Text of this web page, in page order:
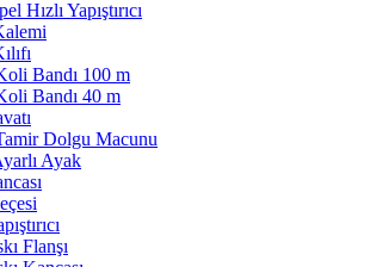
Hızlı Yapıştırıcı
Bandı 100 m
Bandı 40 m
Dolgu Macunu
Ayak
Flanşı